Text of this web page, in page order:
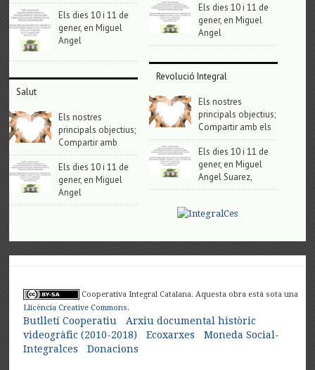
Els dies 10 i 11 de
gener, en Miguel
Angel
Salut
Els nostres
principals objectius;
Compartir amb
Els dies 10 i 11 de
gener, en Miguel
Angel
Els dies 10 i 11 de
gener, en Miguel
Angel
Revolució Integral
Els nostres
principals objectius;
Compartir amb els
Els dies 10 i 11 de
gener, en Miguel
Angel Suarez,
Cooperativa Integral Catalana. Aquesta obra està sota una
Llicència Creative Commons.
Butlletí Cooperatiu
Arxiu documental històric
videogràfic (2010-2018)
Ecoxarxes
Moneda Social-
Integralces
Donacions